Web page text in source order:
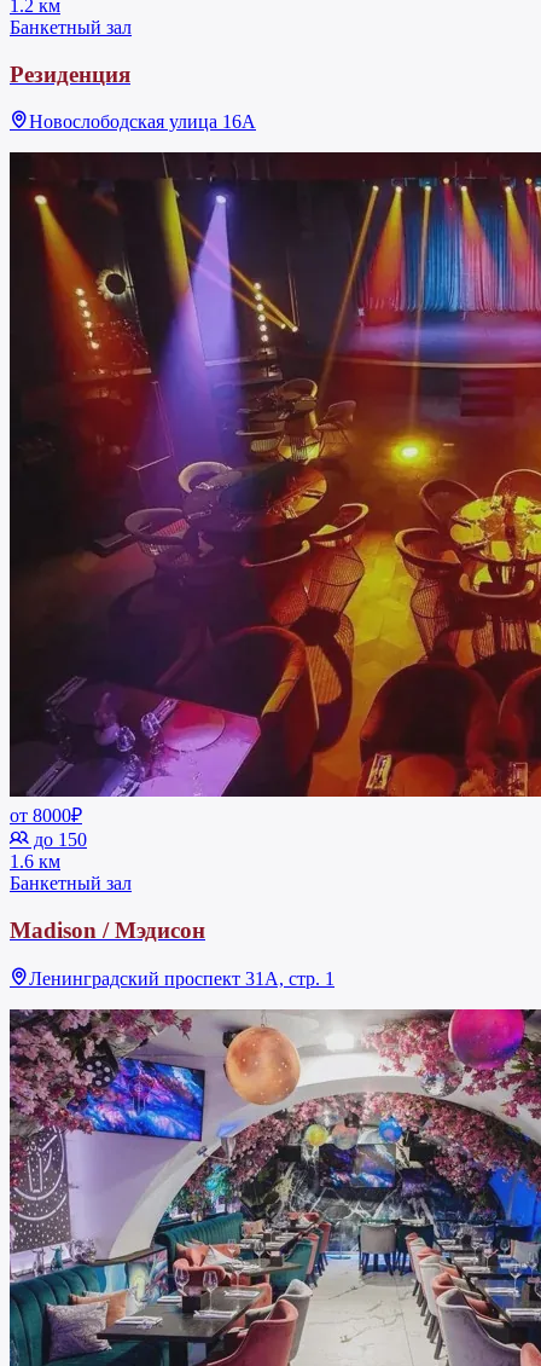
1.2 км
Банкетный зал
Резиденция
Новослободская улица 16А
от 8000₽
до 150
1.6 км
Банкетный зал
Madison / Мэдисон
Ленинградский проспект 31А, стр. 1